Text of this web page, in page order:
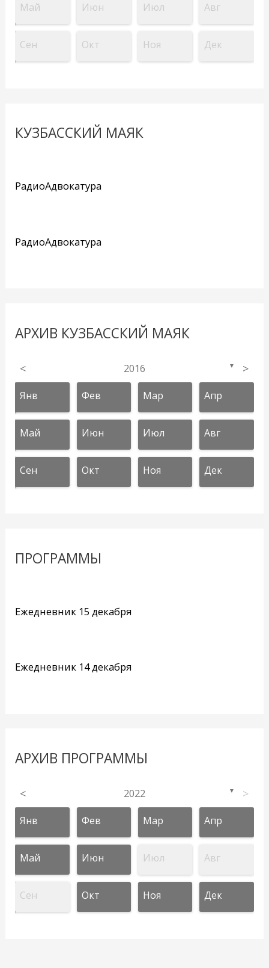
Май Июн Июл Авг
Сен Окт Ноя Дек
КУЗБАССКИЙ МАЯК
РадиоАдвокатура
РадиоАдвокатура
АРХИВ КУЗБАССКИЙ МАЯК
< 2016 ▼ >
Янв Фев Мар Апр
Май Июн Июл Авг
Сен Окт Ноя Дек
ПРОГРАММЫ
Ежедневник 15 декабря
Ежедневник 14 декабря
АРХИВ ПРОГРАММЫ
< 2022 ▼ >
Янв Фев Мар Апр
Май Июн Июл Авг
Сен Окт Ноя Дек